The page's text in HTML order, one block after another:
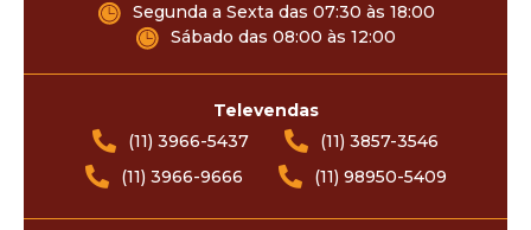
Segunda a Sexta das 07:30 às 18:00
Sábado das 08:00 às 12:00
Televendas
(11) 3966-5437
(11) 3857-3546
(11) 3966-9666
(11) 98950-5409